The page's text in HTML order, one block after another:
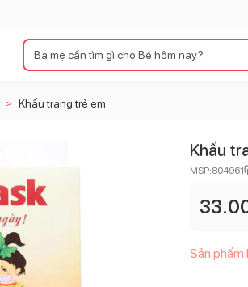
> Khẩu trang trẻ em
Khẩu
MSP:804961
Sản phẩm